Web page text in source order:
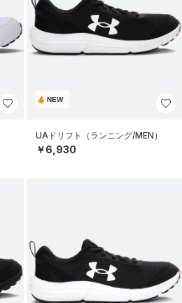
NEW
UAドリフト（ランニング/MEN）
￥6,930